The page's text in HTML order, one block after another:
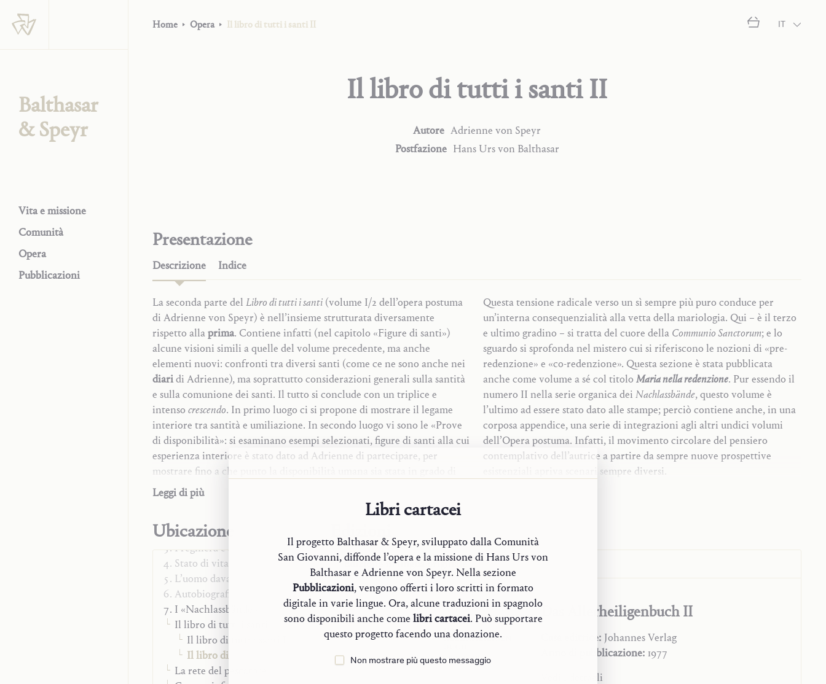
Balthasar
& Speyr
Vita e missione
Comunità
Opera
Pubblicazioni
Home Opera Il libro di tutti i santi II IT
Il libro di tutti i santi II
Autore Adrienne von Speyr
Postfazione Hans Urs von Balthasar
Presentazione
Descrizione Indice
La seconda parte del Libro di tutti i santi (volume I/2 dell’opera postuma
di Adrienne von Speyr) è nell’insieme strutturata diversamente
rispetto allaprima. Contiene infatti (nel capitolo «Figure di santi»)
alcune visioni simili a quelle del volume precedente, ma anche
elementi nuovi: confronti tra diversi santi (come ce ne sono anche nei
diaridi Adrienne), ma soprattutto considerazioni generali sulla santità
e sulla comunione dei santi. Il tutto si conclude con un triplice e
intenso crescendo. In primo luogo ci si propone di mostrare il legame
interiore tra santità e umiliazione. In secondo luogo vi sono le «Prove
di disponibilità»: si esaminano esempi selezionati, figure di santi alla cui
esperienza interiore è stato dato ad Adrienne di partecipare, per
mostrare fino a che punto la disponibilità umana sia stata in grado di
avvicinarsi al sì perfetto e immacolato. La dottrina che Adrienne ha
sviluppato in tutti i suoi scritti, quella della santità come «sì», come
amore giovanneo o disponibilità-indifferenza ignaziana sostiene qui
l’ultima possibile prova esistenziale: non in lei personalmente (il cui sì
viene per così dire presupposto come cosa ovvia), ma in casi esemplari
dellaCommunio sanctorum
Questa tensione radicale verso un sì sempre più puro conduce per
un’interna consequenzialità alla vetta della mariologia. Qui – è il terzo
e ultimo gradino – si tratta del cuore della Communio Sanctorum; e lo
sguardo si sprofonda nel mistero cui si riferiscono le nozioni di «pre-
redenzione» e «co-redenzione». Questa sezione è stata pubblicata
anche come volume a sé col titolo Maria nella redenzione. Pur essendo il
numero II nella serie organica dei Nachlassbände, questo volume è
l’ultimo ad essere stato dato alle stampe; perciò contiene anche, in una
corposa appendice, una serie di integrazioni agli altri undici volumi
dell’Opera postuma. Infatti, il movimento circolare del pensiero
contemplativo dell’autrice a partire da sempre nuove prospettive
esistenziali apriva scenari sempre diversi.
[Introduzione generale ai volumi dell’opera postuma di Adrienne von
Speyr], in A. Von Speyr,
Johannes Verlag, Einsiedeln, 1966, 7–32
Hans Urs von Balthasar,
Leggi di più
Ubicazione
Maria
Preghiera e sacramenti
Stato di vita
L’uomo davanti a Dio
Autobiografia
I «Nachlassbände»
Il libro di tutti i santi
Il libro di tutti i santi I
Il libro di tutti i santi II
La rete del pescatore
Edizione inlingua originale
Das Allerheiligenbuch II
Casa editrice: Johannes Verlag
Anno di pubblicazione: 1977
Vedi i dettagli
Libri cartacei
Il progetto Balthasar & Speyr, sviluppato dalla Comunità
San Giovanni, diffonde l’opera e la missione di Hans Urs von
Balthasar e Adrienne von Speyr. Nella sezione
Pubblicazioni, vengono offerti i loro scritti in formato
digitale in varie lingue. Ora, alcune traduzioni in spagnolo
sono disponibili anche come libri cartacei. Può supportare
questo progetto facendo una donazione.
Non mostrare più questo messaggio